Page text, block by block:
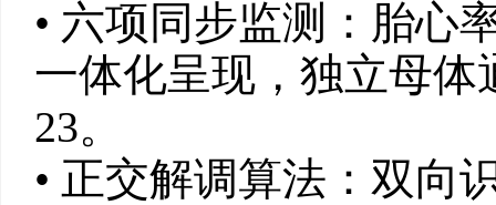
• ‌六项同步监测‌：胎心
一体化呈现，独立母
23。
• ‌正交解调算法‌：双向